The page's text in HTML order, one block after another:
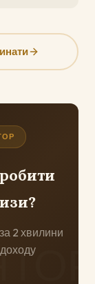
2 хвилини